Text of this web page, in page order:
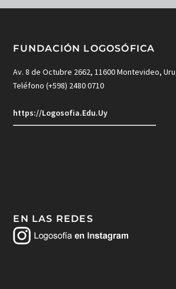
FUNDACIÓN LOGOSÓFICA
Av. 8 de Octubre 2662, 11600 Montevideo,
Teléfono (+598) 2480 0710
https://Logosofia.Edu.Uy
EN LAS REDES